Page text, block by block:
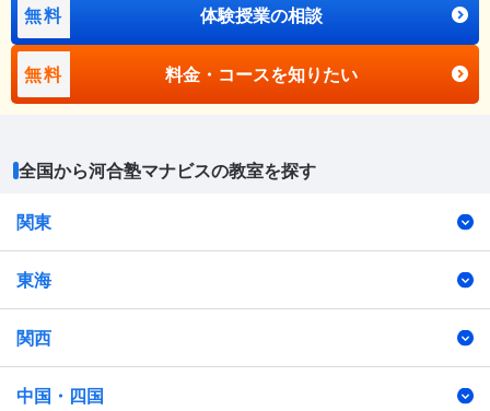
無料 体験授業の相談
無料 料金・コースを知りたい
全国から河合塾マナビスの教室を探す
関東
東海
関西
中国・四国